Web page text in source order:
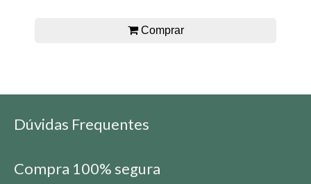
Comprar
Dúvidas Frequentes
Compra 100% segura